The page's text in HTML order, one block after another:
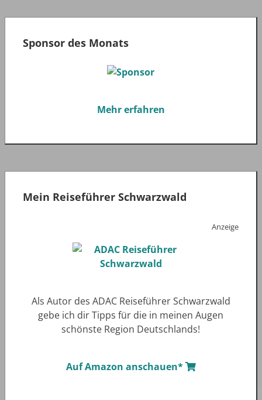
Sponsor des Monats
Mehr erfahren
Mein Reiseführer Schwarzwald
Anzeige
Als Autor des ADAC Reiseführer Schwarzwald
gebe ich dir Tipps für die in meinen Augen
schönste Region Deutschlands!
Auf Amazon anschauen*